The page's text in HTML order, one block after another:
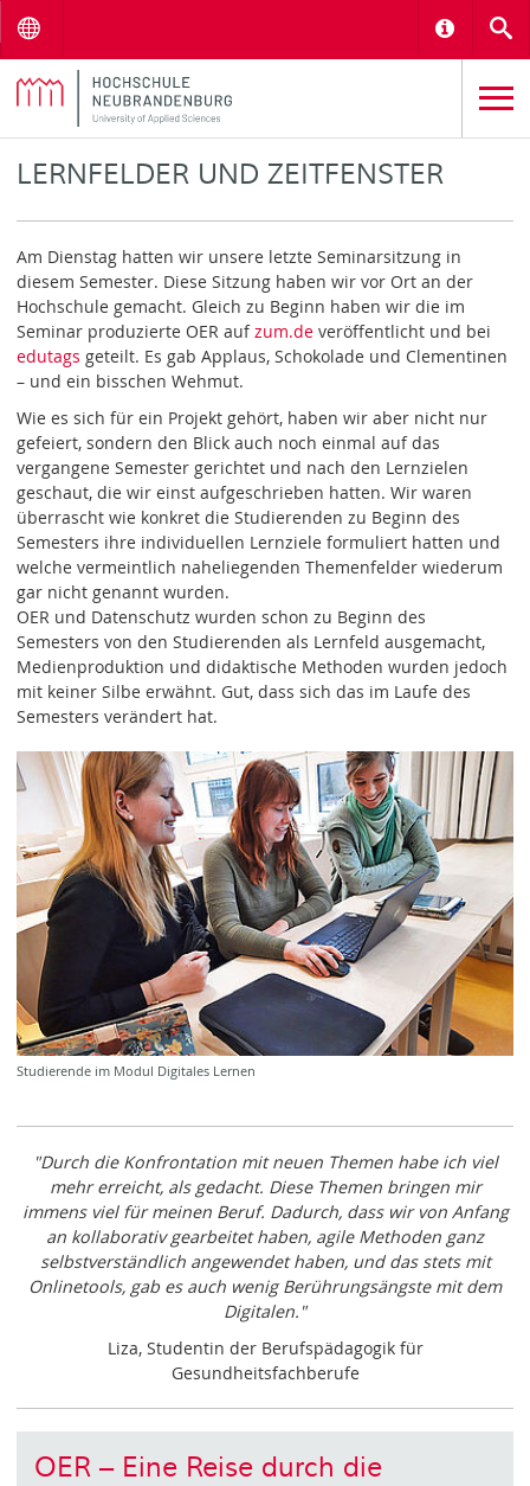
LERNFELDER UND ZEITFENSTER
Am Dienstag hatten wir unsere letzte Seminarsitzung in
diesem Semester. Diese Sitzung haben wir vor Ort an der
Hochschule gemacht. Gleich zu Beginn haben wir die im
Seminar produzierte OER aufzum.de veröffentlicht und bei
edutags geteilt. Es gab Applaus, Schokolade und Clementinen
– und ein bisschen Wehmut.
Wie es sich für ein Projekt gehört, haben wir aber nicht nur
gefeiert, sondern den Blick auch noch einmal auf das
vergangene Semester gerichtet und nach den Lernzielen
geschaut, die wir einst aufgeschrieben hatten. Wir waren
überrascht wie konkret die Studierenden zu Beginn des
Semesters ihre individuellen Lernziele formuliert hatten und
welche vermeintlich naheliegenden Themenfelder wiederum
gar nicht genannt wurden.
OER und Datenschutz wurden schon zu Beginn des
Semesters von den Studierenden als Lernfeld ausgemacht,
Medienproduktion und didaktische Methoden wurden jedoch
mit keiner Silbe erwähnt. Gut, dass sich das im Laufe des
Semesters verändert hat.
Studierende im Modul Digitales Lernen
"Durch die Konfrontation mit neuen Themen habe ich viel
mehr erreicht, als gedacht. Diese Themen bringen mir
immens viel für meinen Beruf. Dadurch, dass wir von Anfang
an kollaborativ gearbeitet haben, agile Methoden ganz
selbstverständlich angewendet haben, und das stets mit
Onlinetools, gab es auch wenig Berührungsängste mit dem
Digitalen."
Liza, Studentin der Berufspädagogik für
Gesundheitsfachberufe
OER – Eine Reise durch die